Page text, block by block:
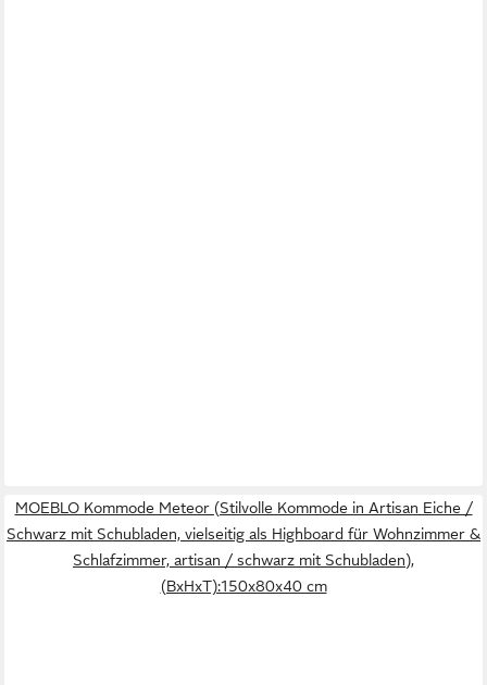
MOEBLO Kommode Meteor (Stilvolle Kommode in Artisan Eiche /
Schwarz mit Schubladen, vielseitig als Highboard für Wohnzimmer &
Schlafzimmer, artisan / schwarz mit Schubladen),
(BxHxT):150x80x40 cm